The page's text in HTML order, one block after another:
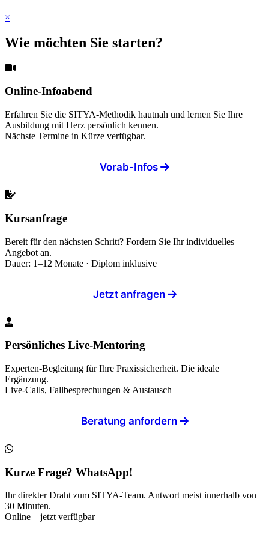
×
Wie möchten Sie starten?
Online-Infoabend
Erfahren Sie die SITYA-Methodik hautnah und lernen Sie Ihre
Ausbildung mit Herz persönlich kennen.
Nächste Termine in Kürze verfügbar.
Vorab-Infos
Kursanfrage
Bereit für den nächsten Schritt? Fordern Sie Ihr individuelles
Angebot an.
Dauer: 1–12 Monate · Diplom inklusive
Jetzt anfragen
Persönliches Live-Mentoring
Experten-Begleitung für Ihre Praxissicherheit. Die ideale
Ergänzung.
Live-Calls, Fallbesprechungen & Austausch
Beratung anfordern
Kurze Frage? WhatsApp!
Ihr direkter Draht zum SITYA-Team. Antwort meist innerhalb von
30 Minuten.
Online – jetzt verfügbar